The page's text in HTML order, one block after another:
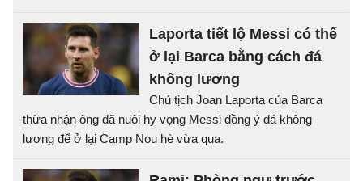
Laporta tiết lộ Messi có thể
ở lại Barca bằng cách đá
không lương
Chủ tịch Joan Laporta của Barca
thừa nhận ông đã nuôi hy vọng Messi đồng ý đá không
lương để ở lại Camp Nou hè vừa qua.